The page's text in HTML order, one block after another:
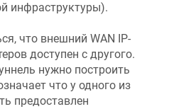
инфраструктуры).
что внешний WAN IP-
доступен с другого.
нужно построить
что у одного из
предоставлен